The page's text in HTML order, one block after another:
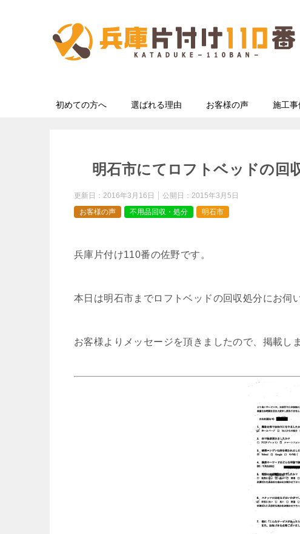
初めての方へ 選ばれる理由 お客様の声 施工事
明石市にてロフトベッドの
更新日： 2016年3月16日 公開日： 2015年3月5日
お客様の声
不用品回収・処分 明石市
兵庫片付け110番の佐野です。
本日は明石市までロフトベッドの回収処分にお伺
お客様よりメッセージを頂きましたので、掲載しま